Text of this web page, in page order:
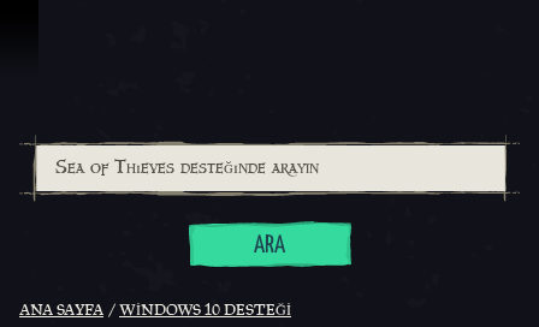
ARA
ANA SAYFA
WINDOWS 10 DESTEĞI